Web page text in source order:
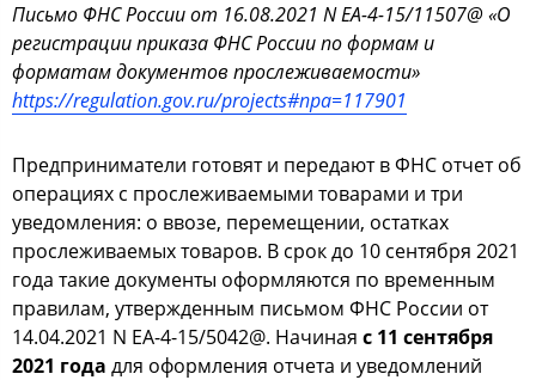
Письмо ФНС России от 16.08.2021 N ЕА-4-15/11507@ «О
регистрации приказа ФНС России по формам и
форматам документов прослеживаемости»
https://regulation.gov.ru/projects#npa=117901
Предприниматели готовят и передают в ФНС отчет об
операциях с прослеживаемыми товарами и три
уведомления: о ввозе, перемещении, остатках
прослеживаемых товаров. В срок до 10 сентября 2021
года такие документы оформляются по временным
правилам, утвержденным письмом ФНС России от
14.04.2021 N ЕА-4-15/5042@. Начиная с 11 сентября
2021 года для оформления отчета и уведомлений